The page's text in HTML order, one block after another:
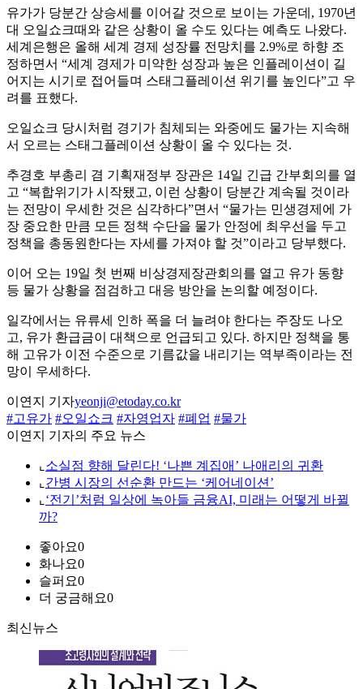
유가가 당분간 상승세를 이어갈 것으로 보이는 가운데, 1970년
대 오일쇼크때와 같은 상황이 올 수도 있다는 예측도 나왔다.
세계은행은 올해 세계 경제 성장률 전망치를 2.9%로 하향 조
정하면서 “세계 경제가 미약한 성장과 높은 인플레이션이 길
어지는 시기로 접어들며 스태그플레이션 위기를 높인다”고 우
려를 표했다.
오일쇼크 당시처럼 경기가 침체되는 와중에도 물가는 지속해
서 오르는 스태그플레이션 상황이 올 수 있다는 것.
추경호 부총리 겸 기획재정부 장관은 14일 긴급 간부회의를 열
고 “복합위기가 시작됐고, 이런 상황이 당분간 계속될 것이라
는 전망이 우세한 것은 심각하다”면서 “물가는 민생경제에 가
장 중요한 만큼 모든 정책 수단을 물가 안정에 최우선을 두고
정책을 총동원한다는 자세를 가져야 할 것”이라고 당부했다.
이어 오는 19일 첫 번째 비상경제장관회의를 열고 유가 동향
등 물가 상황을 점검하고 대응 방안을 논의할 예정이다.
일각에서는 유류세 인하 폭을 더 늘려야 한다는 주장도 나오
고, 유가 환급금이 대책으로 언급되고 있다. 하지만 정책을 통
해 고유가 이전 수준으로 기름값을 내리기는 역부족이라는 전
망이 우세하다.
이연지 기자yeonji@etoday.co.kr
#고유가 #오일쇼크 #자영업자 #폐업 #물가
이연지 기자의 주요 뉴스
⌞ 소실점 향해 달린다! ‘나쁜 계집애’ 나애리의 귀환
⌞ 간병 시장의 선순환 만드는 ‘케어네이션’
⌞ ‘전기’처럼 일상에 녹아들 금융AI, 미래는 어떻게 바뀔
까?
좋아요0
화나요0
슬퍼요0
더 궁금해요0
최신뉴스